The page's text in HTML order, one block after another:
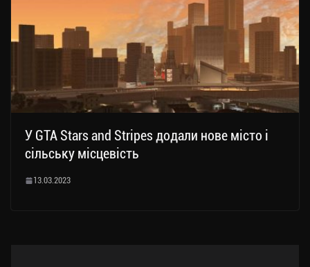
У GTA Stars and Stripes додали нове місто і
сільську місцевість
13.03.2023